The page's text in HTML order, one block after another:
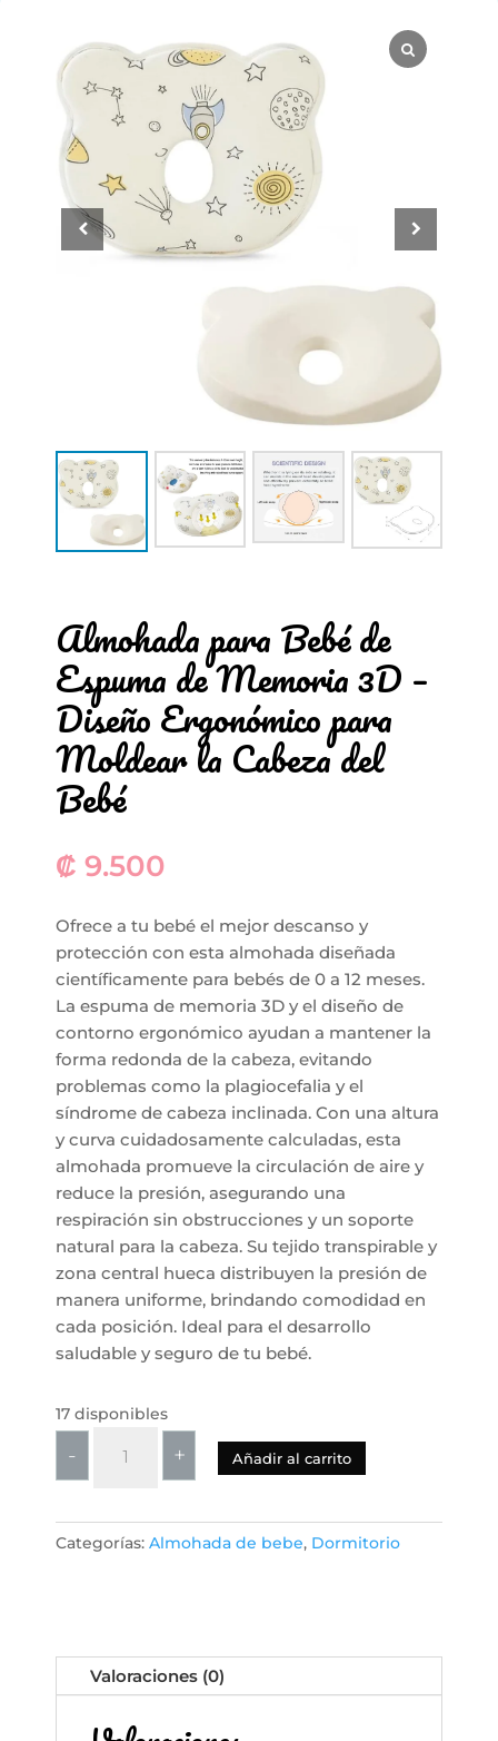
Almohada para Bebé de
Espuma de Memoria 3D –
Diseño Ergonómico para
Moldear la Cabeza del
Bebé
₡ 9.500
Ofrece a tu bebé el mejor descanso y
protección con esta almohada diseñada
científicamente para bebés de 0 a 12 meses.
La espuma de memoria 3D y el diseño de
contorno ergonómico ayudan a mantener la
forma redonda de la cabeza, evitando
problemas como la plagiocefalia y el
síndrome de cabeza inclinada. Con una altura
y curva cuidadosamente calculadas, esta
almohada promueve la circulación de aire y
reduce la presión, asegurando una
respiración sin obstrucciones y un soporte
natural para la cabeza. Su tejido transpirable y
zona central hueca distribuyen la presión de
manera uniforme, brindando comodidad en
cada posición. Ideal para el desarrollo
saludable y seguro de tu bebé.
17 disponibles
-
para
de
Espuma
-
Diseño
para
+ Añadir al carrito
Categorías: Almohada de bebe, Dormitorio
Valoraciones (0)